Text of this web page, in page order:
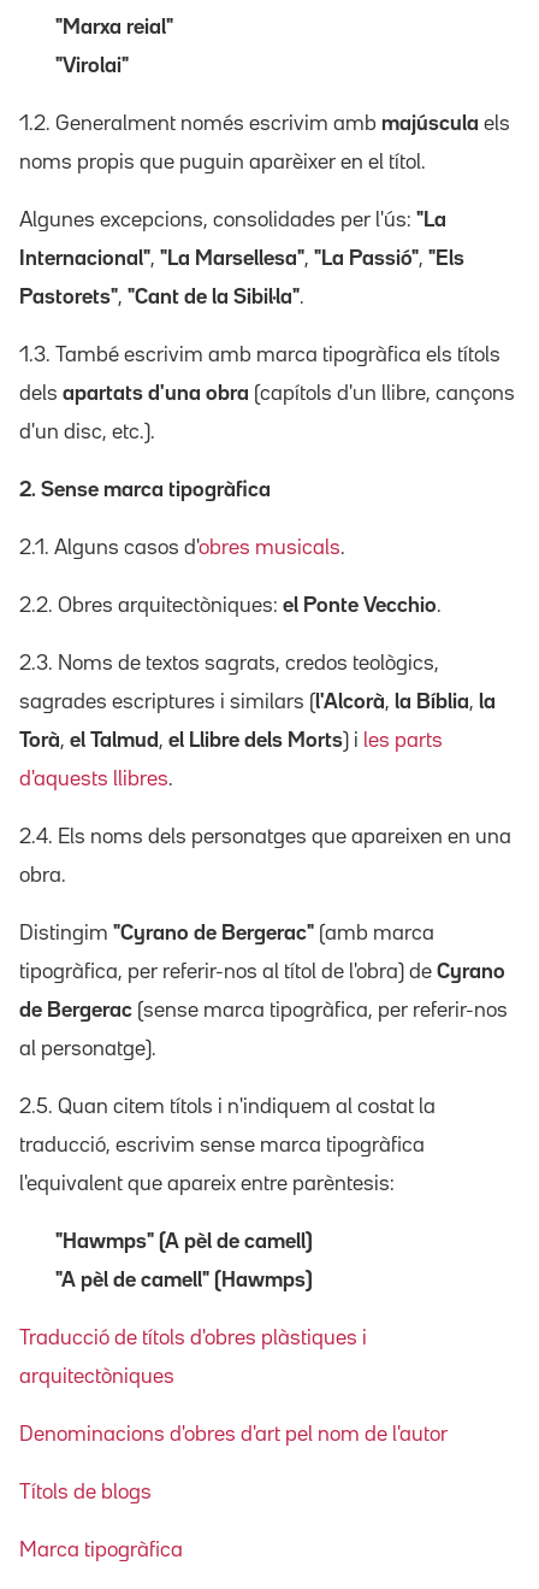
"Marxa reial"
"Virolai"
1.2. Generalment només escrivim amb majúscula els
noms propis que puguin aparèixer en el títol.
Algunes excepcions, consolidades per l'ús: "La
Internacional", "La Marsellesa", "La Passió", "Els
Pastorets", "Cant de la Sibil·la".
1.3. També escrivim amb marca tipogràfica els títols
dels apartats d'una obra (capítols d'un llibre, cançons
d'un disc, etc.).
2. Sense marca tipogràfica
2.1. Alguns casos d'obres musicals.
2.2. Obres arquitectòniques: el Ponte Vecchio.
2.3. Noms de textos sagrats, credos teològics,
sagrades escriptures i similars ( l'Alcorà, la Bíblia, la
Torà, el Talmud , el Llibre dels Morts) i les parts
d'aquests llibres.
2.4. Els noms dels personatges que apareixen en una
obra.
Distingim "Cyrano de Bergerac" (amb marca
tipogràfica, per referir-nos al títol de l'obra) de Cyrano
de Bergerac (sense marca tipogràfica, per referir-nos
al personatge).
2.5. Quan citem títols i n'indiquem al costat la
traducció, escrivim sense marca tipogràfica
l'equivalent que apareix entre parèntesis:
"Hawmps" (A pèl de camell)
"A pèl de camell" (Hawmps)
Traducció de títols d'obres plàstiques i
arquitectòniques
Denominacions d'obres d'art pel nom de l'autor
Títols de blogs
Marca tipogràfica